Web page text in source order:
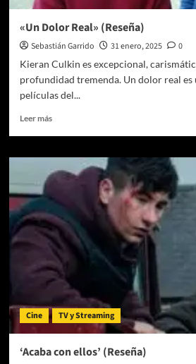
y
Lord
Taylor
«Un Dolor Real» (Reseña)
Sebastián Garrido 31 enero, 2025
0
Kieran Culkin es excepcional,
profundidad tremenda. Un dolor real es
películas del...
Leer másLeer
«Un
Dolor
Real»
(Reseña)
Cine TV y Streaming
‘Acaba con ellos’ (Reseña)